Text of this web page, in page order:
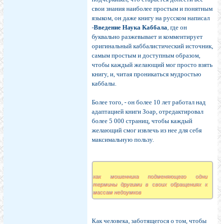
свои знания наиболее простым и понятным
языком, он даже книгу на русском написал
-Введение Наука Каббала, где он
буквально разжевывает и комментирует
оригинальный каббалистический источник,
самым простым и доступным образом,
чтобы каждый желающий мог просто взять
книгу, и, читая проникаться мудростью
каббалы.
Более того, - он более 10 лет работал над
адаптацией книги Зоар, отредактировал
более 5 000 страниц, чтобы каждый
желающий смог извлечь из нее для себя
максимальную пользу.
как мошенника подменяющего одни
термины другими в своих обращениях к
массам недоумков
Как человека, заботящегося о том, чтобы